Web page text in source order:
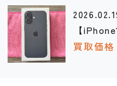
【
ク 《那
買取価格